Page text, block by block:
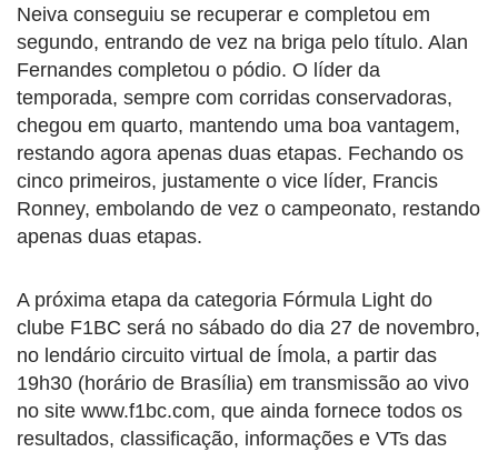
Neiva conseguiu se recuperar e completou em
segundo, entrando de vez na briga pelo título. Alan
Fernandes completou o pódio. O líder da
temporada, sempre com corridas conservadoras,
chegou em quarto, mantendo uma boa vantagem,
restando agora apenas duas etapas. Fechando os
cinco primeiros, justamente o vice líder, Francis
Ronney, embolando de vez o campeonato, restando
apenas duas etapas.
A próxima etapa da categoria Fórmula Light do
clube F1BC será no sábado do dia 27 de novembro,
no lendário circuito virtual de Ímola, a partir das
19h30 (horário de Brasília) em transmissão ao vivo
no site www.f1bc.com, que ainda fornece todos os
resultados, classificação, informações e VTs das